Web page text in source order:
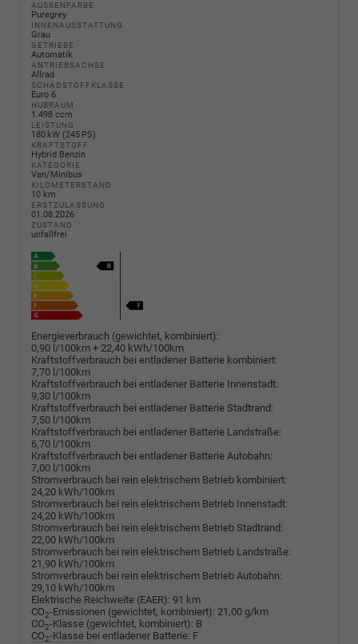
AUSSENFARBE
Puregrey
INNENAUSSTATTUNG
Grau
GETRIEBE
Automatik
ANTRIEBSACHSE
Allrad
SCHADSTOFFKLASSE
Euro 6
HUBRAUM
1.498 ccm
LEISTUNG
180 kW (245 PS)
KRAFTSTOFF
Hybrid Benzin
KATEGORIE
Van/Minibus
KILOMETERSTAND
10 km
ERSTZULASSUNG
01.08.2026
ZUSTAND
unfallfrei
Energieverbrauch (gewichtet, kombiniert):
0,90 l/100km + 22,40 kWh/100km
Kraftstoffverbrauch bei entladener Batterie kombiniert:
7,70 l/100km
Kraftstoffverbrauch bei entladener Batterie Innenstadt:
9,30 l/100km
Kraftstoffverbrauch bei entladener Batterie Stadtrand:
7,50 l/100km
Kraftstoffverbrauch bei entladener Batterie Landstraße:
6,70 l/100km
Kraftstoffverbrauch bei entladener Batterie Autobahn:
7,00 l/100km
Stromverbrauch bei rein elektrischem Betrieb kombiniert:
24,20 kWh/100km
Stromverbrauch bei rein elektrischem Betrieb Innenstadt:
24,20 kWh/100km
Stromverbrauch bei rein elektrischem Betrieb Stadtrand:
22,00 kWh/100km
Stromverbrauch bei rein elektrischem Betrieb Landstraße:
21,90 kWh/100km
Stromverbrauch bei rein elektrischem Betrieb Autobahn:
29,10 kWh/100km
Elektrische Reichweite (EAER): 91 km
CO2-Emissionen (gewichtet, kombiniert): 21,00 g/km
CO2-Klasse (gewichtet, kombiniert): B
CO2-Klasse bei entladener Batterie: F